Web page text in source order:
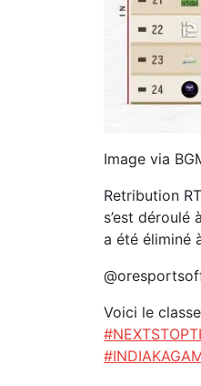
Image via
Retribution
s’est
a été éliminé
Voici le